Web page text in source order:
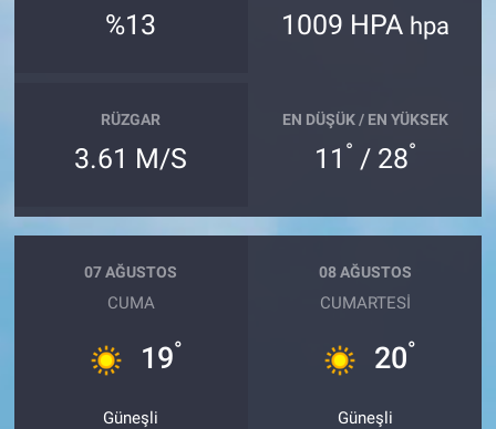
%13 1009 HPA hpa
RÜZGAR
3.61 M/S
EN DÜŞÜK / EN YÜKSEK
11 ° / 28°
07 AĞUSTOS
CUMA
19°
Güneşli
08 AĞUSTOS
CUMARTESI
20°
Güneşli